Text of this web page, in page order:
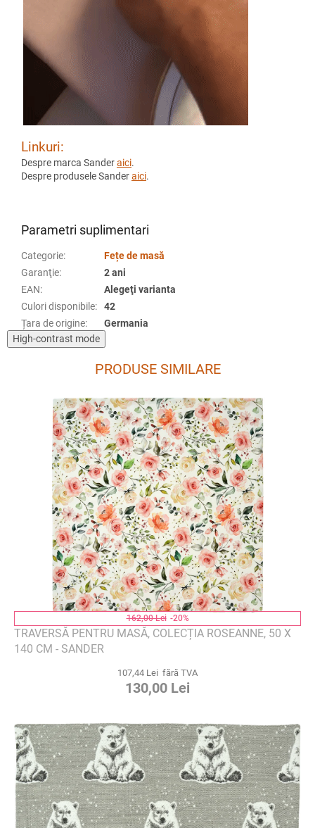
Linkuri:
Despre marca Sanderaici.
Despre produsele Sanderaici.
Parametri suplimentari
Categorie:
Fețe de masă
Garanţie:
2 ani
EAN:
Alegeţi varianta
Culori disponibile:
42
Țara de origine:
Germania
High-contrast mode
PRODUSE SIMILARE
162,00 Lei -20%
TRAVERSĂ PENTRU MASĂ, COLECȚIA ROSEANNE, 50 X
140 CM - SANDER
107,44 Lei fără TVA
130,00 Lei